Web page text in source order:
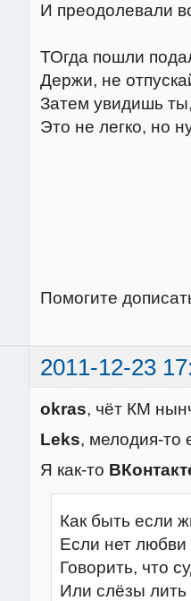
И преодолевали
ТОгда пошли
Держи, не
Затем увидишь
Это не легко, но
Помогите
2011-12-23
okras, чёт КМ
Leks, мелодия-то
Я как-то
Как быть если
Если нет
Говорить, что
Или слёзы